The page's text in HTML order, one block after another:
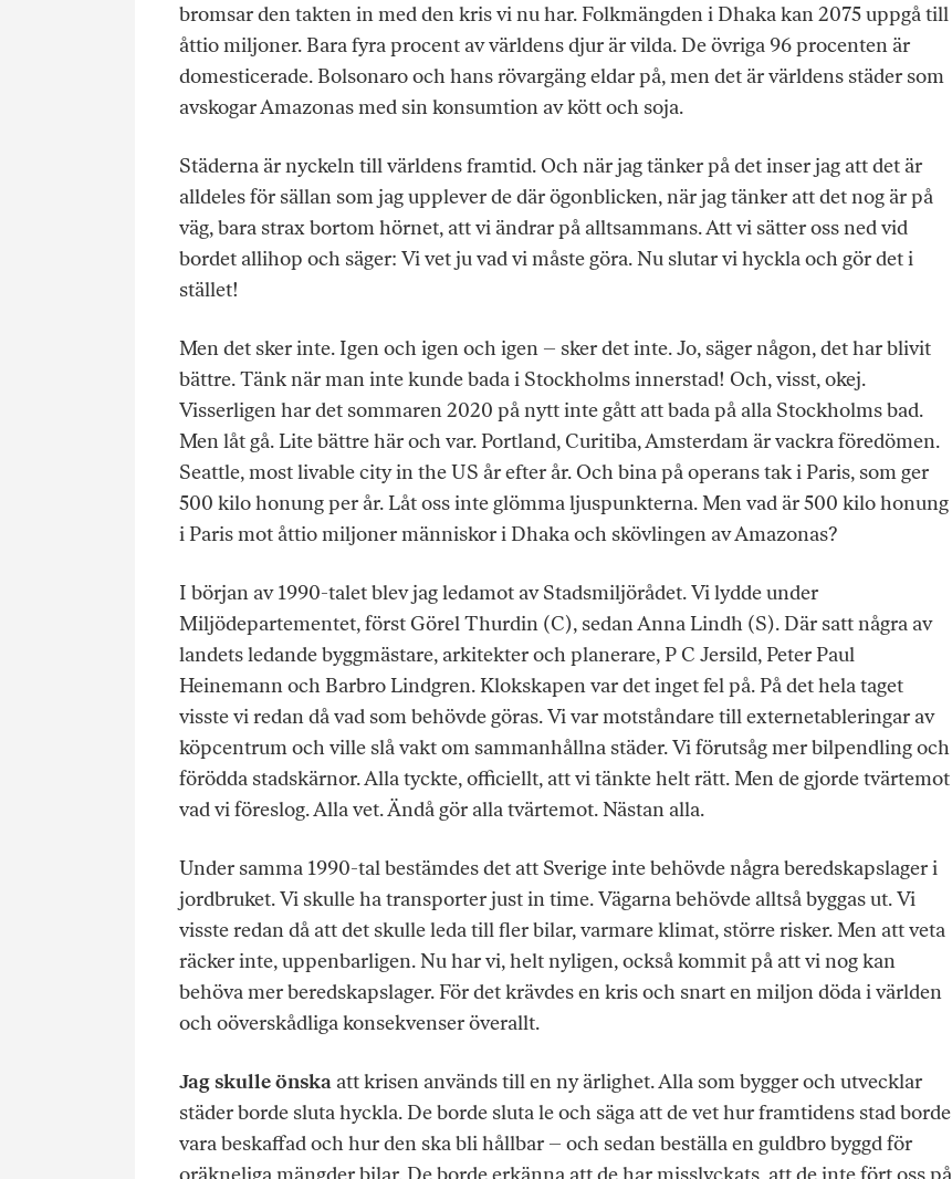
bromsar den takten in med den kris vi nu har. Folkmängden i Dhaka kan 2075 uppgå till
åttio miljoner. Bara fyra procent av världens djur är vilda. De övriga 96 procenten är
domesticerade. Bolsonaro och hans rövargäng eldar på, men det är världens städer som
avskogar Amazonas med sin konsumtion av kött och soja.
Städerna är nyckeln till världens framtid. Och när jag tänker på det inser jag att det är
alldeles för sällan som jag upplever de där ögonblicken, när jag tänker att det nog är på
väg, bara strax bortom hörnet, att vi ändrar på alltsammans. Att vi sätter oss ned vid
bordet allihop och säger: Vi vet ju vad vi måste göra. Nu slutar vi hyckla och gör det i
stället!
Men det sker inte. Igen och igen och igen – sker det inte. Jo, säger någon, det har blivit
bättre. Tänk när man inte kunde bada i Stockholms innerstad! Och, visst, okej.
Visserligen har det sommaren 2020 på nytt inte gått att bada på alla Stockholms bad.
Men låt gå. Lite bättre här och var. Portland, Curitiba, Amsterdam är vackra föredömen.
Seattle, most livable city in the US år efter år. Och bina på operans tak i Paris, som ger
500 kilo honung per år. Låt oss inte glömma ljuspunkterna. Men vad är 500 kilo honung
i Paris mot åttio miljoner människor i Dhaka och skövlingen av Amazonas?
I början av 1990-talet blev jag ledamot av Stadsmiljörådet. Vi lydde under
Miljödepartementet, först Görel Thurdin (C), sedan Anna Lindh (S). Där satt några av
landets ledande byggmästare, arkitekter och planerare, P C Jersild, Peter Paul
Heinemann och Barbro Lindgren. Klokskapen var det inget fel på. På det hela taget
visste vi redan då vad som behövde göras. Vi var motståndare till externetableringar av
köpcentrum och ville slå vakt om sammanhållna städer. Vi förutsåg mer bilpendling och
förödda stadskärnor. Alla tyckte, officiellt, att vi tänkte helt rätt. Men de gjorde tvärtemot
vad vi föreslog. Alla vet. Ändå gör alla tvärtemot. Nästan alla.
Under samma 1990-tal bestämdes det att Sverige inte behövde några beredskapslager i
jordbruket. Vi skulle ha transporter just in time. Vägarna behövde alltså byggas ut. Vi
visste redan då att det skulle leda till fler bilar, varmare klimat, större risker. Men att veta
räcker inte, uppenbarligen. Nu har vi, helt nyligen, också kommit på att vi nog kan
behöva mer beredskapslager. För det krävdes en kris och snart en miljon döda i världen
och oöverskådliga konsekvenser överallt.
Jag skulle önska att krisen används till en ny ärlighet. Alla som bygger och utvecklar
städer borde sluta hyckla. De borde sluta le och säga att de vet hur framtidens stad borde
vara beskaffad och hur den ska bli hållbar – och sedan beställa en guldbro byggd för